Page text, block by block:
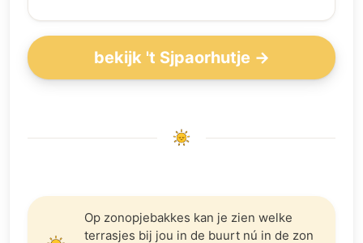
bekijk 't Sjpaorhutje →
Op zonopjebakkes kan je zien welke
terrasjes bij jou in de buurt nú in de zon